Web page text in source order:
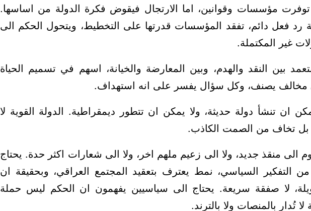
توفرت مؤسسات وقوانين، اما الارتجال فيقوض فكرة الدولة من اساسها.
رد فعل دائم، تفقد المؤسسات قدرتها على التخطيط، ويتحول الحكم الى
غير المكتملة.
بين النقد والهدم، وبين المعارضة والخيانة، اسهم في تسميم الحياة
مخالف يصنف، وكل سؤال يفسر على انه استهداف.
ان تنشأ دولة حديثة، ولا يمكن ان تتطور ديمقراطية. الدولة القوية لا
بل تخاف من الصمت الكاذب.
الى منقذ جديد، ولا الى زعيم ملهم اخر، ولا الى شعارات اكثر حدة. يحتاج
التفكير السياسي، نمط يعترف بتعقيد المجتمع العراقي، وبحقيقة ان
لا صفقة سريعة. يحتاج الى سياسيين يفهمون ان الحكم ليس حملة
لا تُدار بالمنصات ولا بالترند.